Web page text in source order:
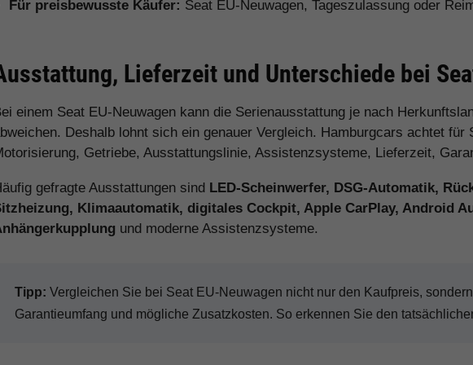
Für preisbewusste Käufer: Seat EU-Neuwagen, Tageszulassung oder
Lieferzeit und Unterschiede bei
einem Seat EU-Neuwagen kann die Serienausstattung je nach
Deshalb lohnt sich ein genauer Vergleich. Hamburgcars achtet für
Getriebe, Ausstattungslinie, Assistenzsysteme, Lieferzeit,
gefragte Ausstattungen sind LED-Scheinwerfer, DSG-Automatik,
Klimaautomatik, digitales Cockpit, Apple CarPlay, Android
und moderne Assistenzsysteme.
Tipp: Vergleichen Sie bei Seat EU-Neuwagen nicht nur den Kaufpreis,
Garantieumfang und mögliche Zusatzkosten. So erkennen Sie den